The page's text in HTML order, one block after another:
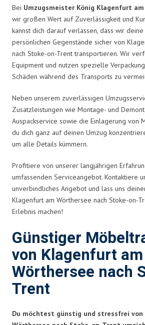
Bei Umzugsmeister König Klagenfurt
wir großen Wert auf Zuverlässigkeit und
kannst dich darauf verlassen, dass wir
persönlichen Gegenstände sicher von
nach Stoke-on-Trent transportieren. Wir
Equipment und nutzen spezielle
Schäden während des Transports zu
Neben unserem zuverlässigen
Zusatzleistungen wie Montage- und
Auspackservice sowie die Einlagerung von
du dich ganz auf deinen Umzug
um alle Details kümmern.
Profitiere von unserer langjährigen
umfassenden Serviceangebot. Kontaktiere
unverbindliches Angebot und lass uns
Klagenfurt am Wörthersee nach Stoke-on-
Erlebnis machen!
Günstiger
von Klagenfurt am
Wörthersee nach
Trent
Du möchtest günstig und stressfrei